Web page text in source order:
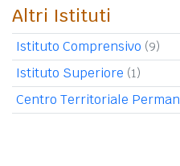
Altri Istituti
Istituto Comprensivo (9)
Istituto Superiore (1)
Centro Territoriale